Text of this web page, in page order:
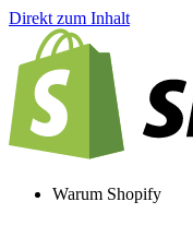
Direkt zum Inhalt
Warum Shopify